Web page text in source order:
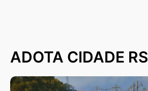
ADOTA CIDADE RS